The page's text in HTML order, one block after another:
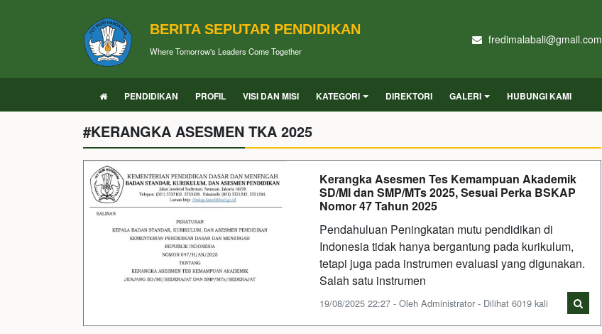
BERITA SEPUTAR PENDIDIKAN
Where Tomorrow's Leaders Come Together
fredimalabali@gmail.com
PENDIDIKAN PROFIL VISI DAN MISI KATEGORI DIREKTORI GALERI HUBUNGI KAMI
#KERANGKA ASESMEN TKA 2025
Kerangka Asesmen Tes Kemampuan Akademik
SD/MI dan SMP/MTs 2025, Sesuai Perka BSKAP
Nomor 47 Tahun 2025
Pendahuluan Peningkatan mutu pendidikan di
Indonesia tidak hanya bergantung pada kurikulum,
tetapi juga pada instrumen evaluasi yang digunakan.
Salah satu instrumen
19/08/2025 22:27 - Oleh Administrator - Dilihat 6019 kali